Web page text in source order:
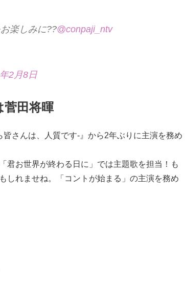
楽しみに??@conpaji_ntv
2月8日
菅田将暉
さんは、人質です-』から2年ぶりに主演を務め
君お世界が終わる日に」では主題歌を担当！も
しれませね。「コントが始まる」の主演を務め